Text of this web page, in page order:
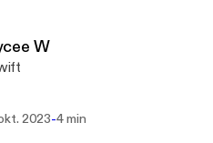
W
2023-4 min